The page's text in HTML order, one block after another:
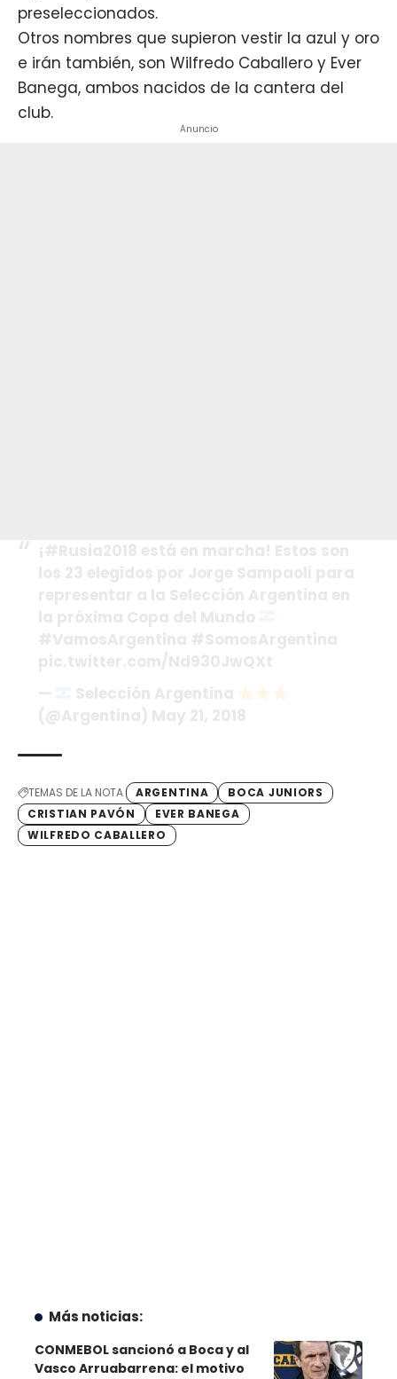
preseleccionados.
Otros nombres que supieron vestir la azul y oro
e irán también, son Wilfredo Caballero y Ever
Banega, ambos nacidos de la cantera del
club.
Anuncio
TEMAS DE LA NOTA ARGENTINA
BOCA JUNIORS
CRISTIAN PAVÓN
EVER BANEGA
WILFREDO CABALLERO
Más noticias:
CONMEBOL sancionó a Boca y al
Vasco Arruabarrena: el motivo